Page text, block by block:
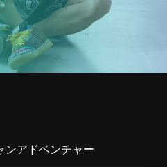
ンアドベンチャー